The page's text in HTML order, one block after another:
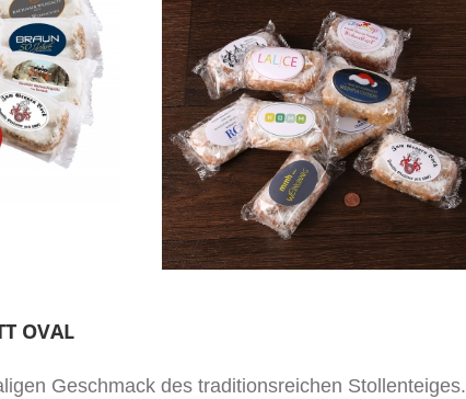
OVAL
Geschmack des traditionsreichen Stollenteiges.